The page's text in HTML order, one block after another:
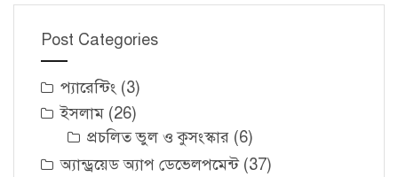
Post Categories
প্যারেন্টিং (3)
ইসলাম (26)
প্রচলিত ভুল ও কুসংস্কার (6)
অ্যান্ড্রয়েড অ্যাপ ডেভেলপমেন্ট(37)